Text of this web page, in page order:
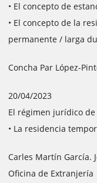
• El concepto de
• El concepto de la
permanente / larga
Concha Par López-
20/04/2023
El régimen jurídico
• La residencia
Carles Martín García.
Oficina de Extranjería